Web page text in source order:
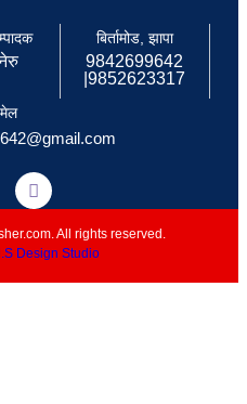
बिर्तामोड, झापा
9842699642
|9852623317
All rights reserved.
Design Studio